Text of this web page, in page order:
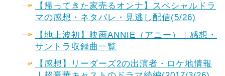
【帰ってきた家売るオンナ】スペシャルドラ
マの感想・ネタバレ・見逃し配信(5/26)
【地上波初】映画ANNIE（アニー）｜感想・
サントラ収録曲一覧
【感想】リーダーズ2の出演者・ロケ地情報